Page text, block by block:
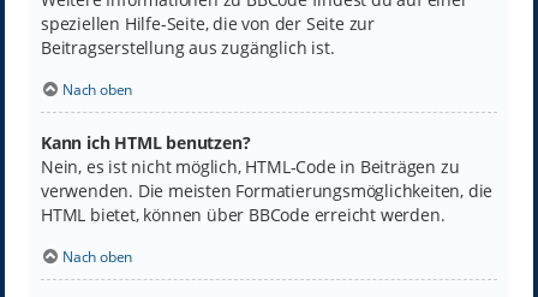
speziellen Hilfe-Seite, die von der Seite zur
Beitragserstellung aus zugänglich ist.
Nach oben
Kann ich HTML benutzen?
Nein, es ist nicht möglich, HTML-Code in Beiträgen zu
verwenden. Die meisten Formatierungsmöglichkeiten, die
HTML bietet, können über BBCode erreicht werden.
Nach oben